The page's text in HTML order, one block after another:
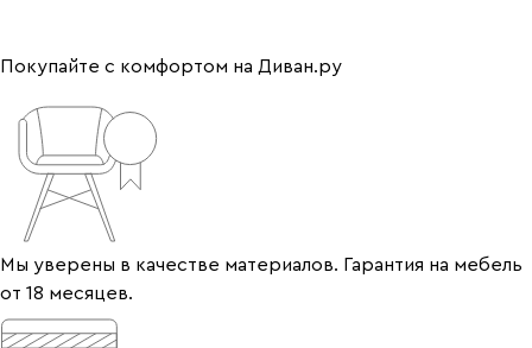
Покупайте с комфортом на Диван.ру
Мы уверены в качестве материалов. Гарантия на мебель
от 18 месяцев.